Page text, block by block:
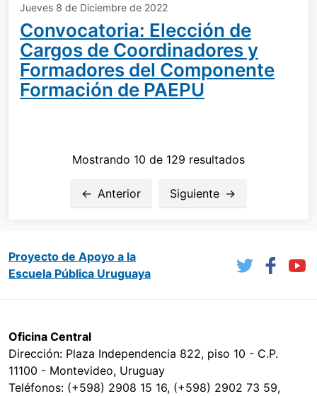
Jueves 8 de Diciembre de 2022
Convocatoria: Elección de
Cargos de Coordinadores y
Formadores del Componente
Formación de PAEPU
Mostrando 10 de 129 resultados
Anterior Siguiente
Proyecto de Apoyo a la
Escuela Pública Uruguaya
Oficina Central
Dirección: Plaza Independencia 822, piso 10 - C.P.
11100 - Montevideo, Uruguay
Teléfonos: (+598) 2908 15 16, (+598) 2902 73 59,